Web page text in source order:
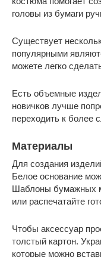
головы из бумаги
Существует
популярными
можете легко
Есть объемные
новичков лучше
переходить к более
Материалы
Для создания
Белое основание
Шаблоны бумажных
или распечатайте
Чтобы аксессуар
толстый картон.
которые можно